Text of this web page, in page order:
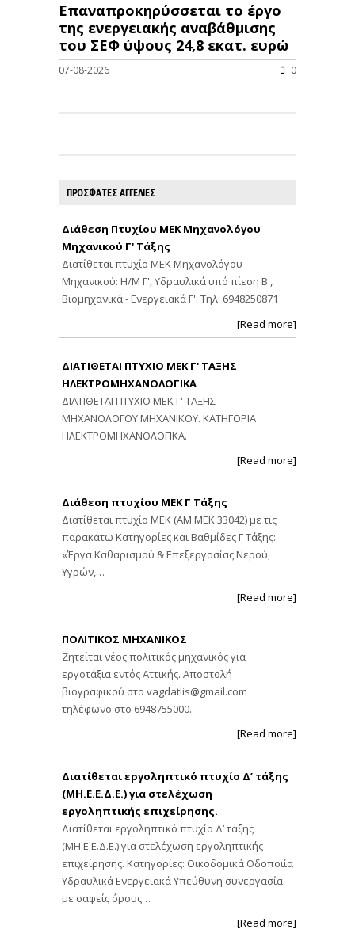
Επαναπροκηρύσσεται το έργο
της ενεργειακής αναβάθμισης
του ΣΕΦ ύψους 24,8 εκατ. ευρώ
07-08-2026 0
ΠΡΟΣΦΑΤΕΣ ΑΓΓΕΛΙΕΣ
Διάθεση Πτυχίου ΜΕΚ Μηχανολόγου
Μηχανικού Γ' Τάξης
Διατίθεται πτυχίο ΜΕΚ Μηχανολόγου
Μηχανικού: Η/Μ Γ', Υδραυλικά υπό πίεση Β',
Βιομηχανικά - Ενεργειακά Γ'. Τηλ: 6948250871
[Read more]
ΔΙΑΤΙΘΕΤΑΙ ΠΤΥΧΙΟ ΜΕΚ Γ' ΤΑΞΗΣ
ΗΛΕΚΤΡΟΜΗΧΑΝΟΛΟΓΙΚΑ
ΔΙΑΤΙΘΕΤΑΙ ΠΤΥΧΙΟ ΜΕΚ Γ' ΤΑΞΗΣ
ΜΗΧΑΝΟΛΟΓΟΥ ΜΗΧΑΝΙΚΟΥ. ΚΑΤΗΓΟΡΙΑ
ΗΛΕΚΤΡΟΜΗΧΑΝΟΛΟΓΙΚΑ.
[Read more]
Διάθεση πτυχίου ΜΕΚ Γ Τάξης
Διατίθεται πτυχίο ΜΕΚ (ΑΜ ΜΕΚ 33042) με τις
παρακάτω Κατηγορίες και Βαθμίδες Γ Τάξης:
«Έργα Καθαρισμού & Επεξεργασίας Νερού,
Υγρών,…
[Read more]
ΠΟΛΙΤΙΚΟΣ ΜΗΧΑΝΙΚΟΣ
Ζητείται νέος πολιτικός μηχανικός για
εργοτάξια εντός Αττικής. Αποστολή
βιογραφικού στο vagdatlis@gmail.com
τηλέφωνο στο 6948755000.
[Read more]
Διατίθεται εργοληπτικό πτυχίο Δ’ τάξης
(ΜΗ.Ε.Ε.Δ.Ε.) για στελέχωση
εργοληπτικής επιχείρησης.
Διατίθεται εργοληπτικό πτυχίο Δ’ τάξης
(ΜΗ.Ε.Ε.Δ.Ε.) για στελέχωση εργοληπτικής
επιχείρησης. Κατηγορίες: Οικοδομικά Οδοποιία
Υδραυλικά Ενεργειακά Υπεύθυνη συνεργασία
με σαφείς όρους…
[Read more]